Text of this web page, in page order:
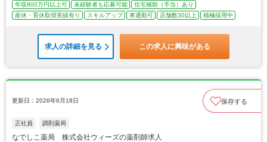
年収800万円以上可 未経験者も応募可能
住宅補助（手当）あり
産休・育休取得実績有り
スキルアップ 車通勤可 店舗数30以上 積極採用中
求人の詳細を見る この求人に興味がある
更新日：2026年6月18日 保存する
正社員 調剤薬局
なでしこ薬局 株式会社ウィーズの薬剤師求人